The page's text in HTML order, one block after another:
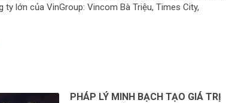
lớn của VinGroup: Vincom Bà Triệu, Times City,
PHÁP LÝ MINH BẠCH TẠO GIÁ TRỊ